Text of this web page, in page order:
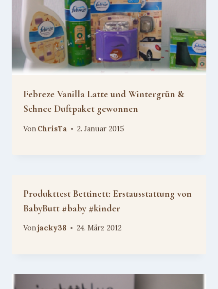
Febreze Vanilla Latte und Wintergrün &
Schnee Duftpaket gewonnen
Von ChrisTa 2. Januar 2015
Produkttest Bettinett: Erstausstattung von
BabyButt #baby #kinder
Vonjacky38 24. März 2012